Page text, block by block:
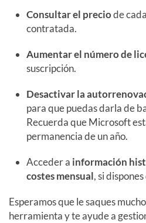
Consultar el preciode
contratada.
Aumentar el número de
suscripción.
Desactivar la
para que puedas darla de
Recuerda que Microsoft
permanencia de un año.
Acceder a información
costes mensual, si
Esperamos que le saques
herramienta y te ayude a